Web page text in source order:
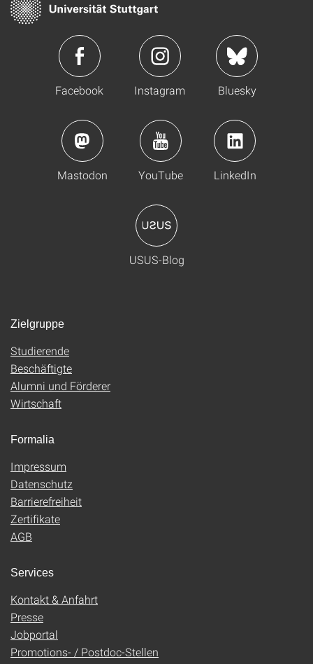
Facebook Instagram Bluesky
Mastodon YouTube LinkedIn
USUS-Blog
Zielgruppe
Studierende
Beschäftigte
Alumni und Förderer
Wirtschaft
Formalia
Impressum
Datenschutz
Barrierefreiheit
Zertifikate
AGB
Services
Kontakt & Anfahrt
Presse
Jobportal
Promotions- / Postdoc-Stellen